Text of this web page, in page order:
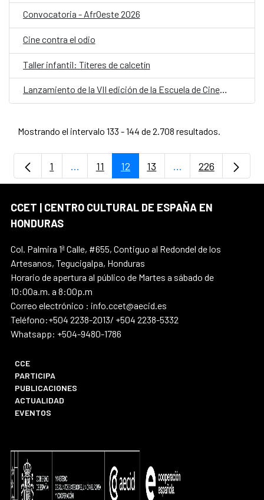
Convocatoria - AfrOeste 2026
Cine contra el odio
Taller infantil: Títeres de calcetín
Lanzamiento de la VII edición de la Escuela de Cine Una Mirada Propia (UMP) 2026
Mostrando el intervalo 133 - 144 de 2.708 resultados.
Página
1 ...Páginas intermedias Use TAB para
Página
11 Página
12 Página
13 ...PáginasPágina
226
CCET | CENTRO CULTURAL DE ESPAÑA EN
HONDURAS
Col. Palmira 1ª Calle, #655, Contiguo al Redondel de los
Artesanos, Tegucigalpa, Honduras
Horario de apertura al público de Martes a sábado de
10:00a.m. a 8:00p.m
Correo electrónico : info.ccet@aecid.es
Teléfono:+504 2238-2013/ +504 2238-5332
Whatsapp: +504-9480-1786
CCE
PARTICIPA
PUBLICACIONES
ACTUALIDAD
EVENTOS